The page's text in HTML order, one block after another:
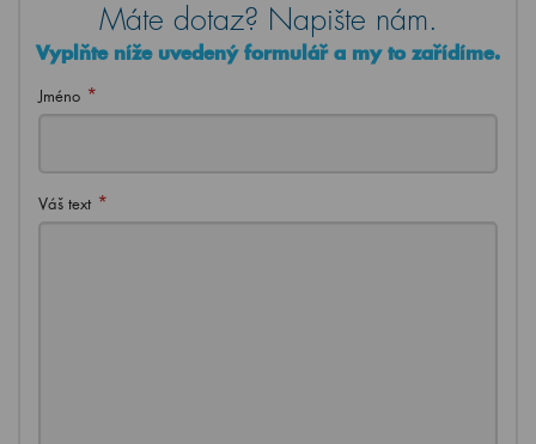
Máte dotaz? Napište nám.
Vyplňte níže uvedený formulář a my to zařídíme.
Jméno *
Váš text *